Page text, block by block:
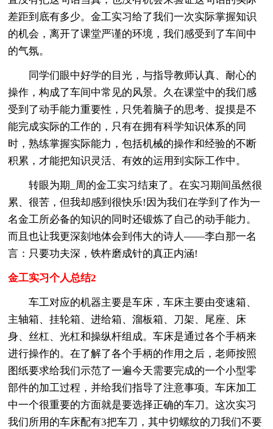
差距到底有多少。金工实习给了我们一次实际掌握知识
的机会，离开了课堂严谨的环境，我们感受到了车间中
的气氛。
同学们眼中好学的目光，与指导教师认真、耐心的
操作，构成了车间中常见的风景。久在课堂中的我们感
受到了动手能力重要性，只凭着脑子的思考、捉摸是不
能完成实际的工作的，只有在拥有科学知识体系的同
时，熟练掌握实际能力，包括机械的操作和经验的不断
积累，才能把知识灵活、有效的运用到实际工作中。
转眼为期_周的金工实习结束了。在实习期间虽然很
累、很苦，但我却感到很快乐!因为我们在学到了作为一
名金工所必备的知识的同时还锻炼了自己的动手能力。
而且也让我更深刻地体会到伟大的诗人——李白那一名
言：只要功夫深，铁杵磨成针的真正内涵!
金工实习个人总结2
车工对应的机器主要是车床，车床主要由变速箱、
主轴箱、挂轮箱、进给箱、溜板箱、刀架、尾座、床
身、丝杠、光杠和操纵杆组成。车床是通过各个手柄来
进行操作的。在了解了各个手柄的作用之后，老师按照
图纸要求给我们示范了一遍今天需要完成的一个小型零
部件的加工过程，并给我们指导了注意事项。车床加工
中一个很重要的方面就是要选择正确的车刀。这次实习
我们所用的车床配有3把车刀，其中切螺纹的刀我们不要